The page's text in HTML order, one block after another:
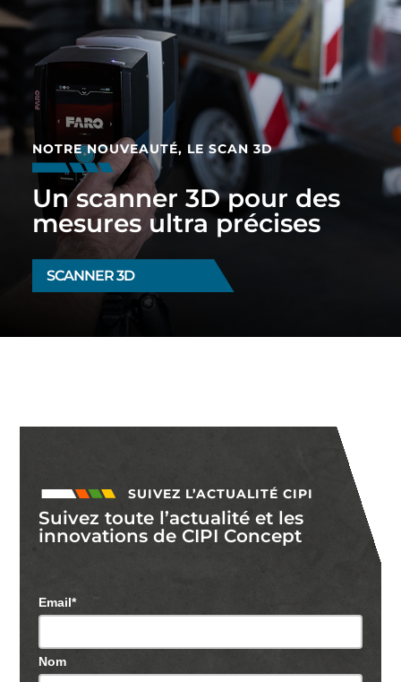
NOTRE NOUVEAUTÉ, LE SCAN 3D
Un scanner 3D pour des
mesures ultra précises
SCANNER 3D
SUIVEZ L’ACTUALITÉ CIPI
Suivez toute l’actualité et les
innovations de CIPI Concept
Email*
Nom